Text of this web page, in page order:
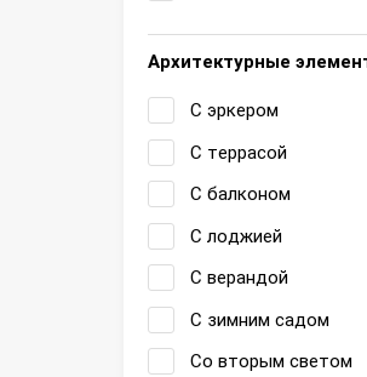
Архитектурные
С эркером
С террасой
С балконом
С лоджией
С верандой
С зимним садом
Со вторым светом